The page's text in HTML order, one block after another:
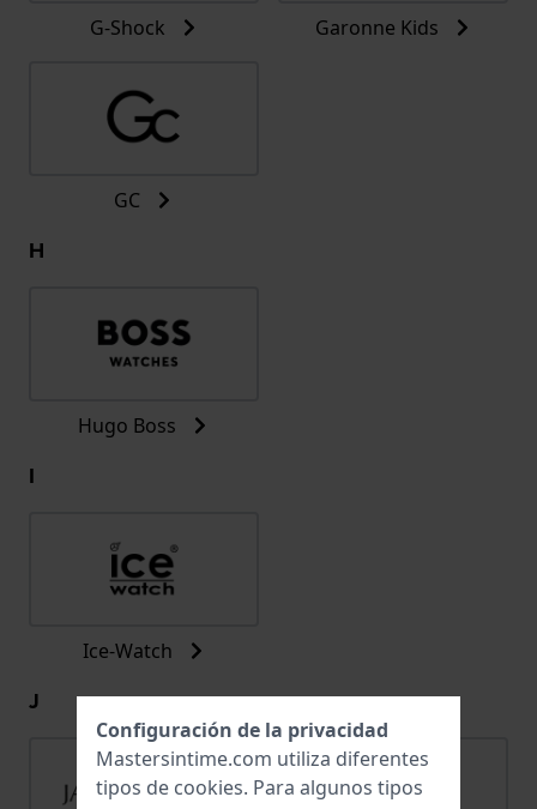
G-Shock Garonne Kids
GC
H
Hugo Boss
I
Ice-Watch
J
Configuración de la privacidad
Mastersintime.com utiliza diferentes
tipos de cookies. Para algunos tipos